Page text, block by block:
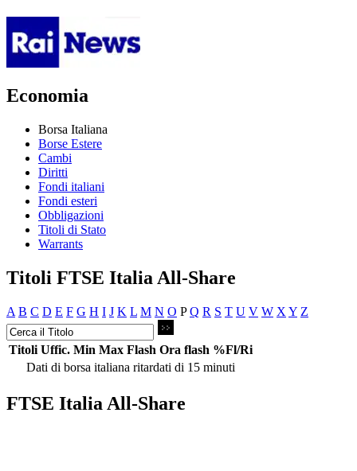
Economia
Borsa Italiana
Borse Estere
Cambi
Diritti
Fondi italiani
Fondi esteri
Obbligazioni
Titoli di Stato
Warrants
Titoli FTSE Italia All-Share
A B C D E F G H I J K L M N O PQ R S T U V W X Y Z
Titoli Uffic. Min Max Flash Ora flash %Fl/Ri
Dati di borsa italiana ritardati di 15 minuti
FTSE Italia All-Share